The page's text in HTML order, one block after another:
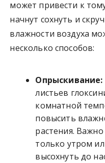
может привести к
начнут сохнуть и
влажности воздуха
несколько способов:
Опрыскивание:
листьев
комнатной
повысить
растения.
только утром
высохнуть до